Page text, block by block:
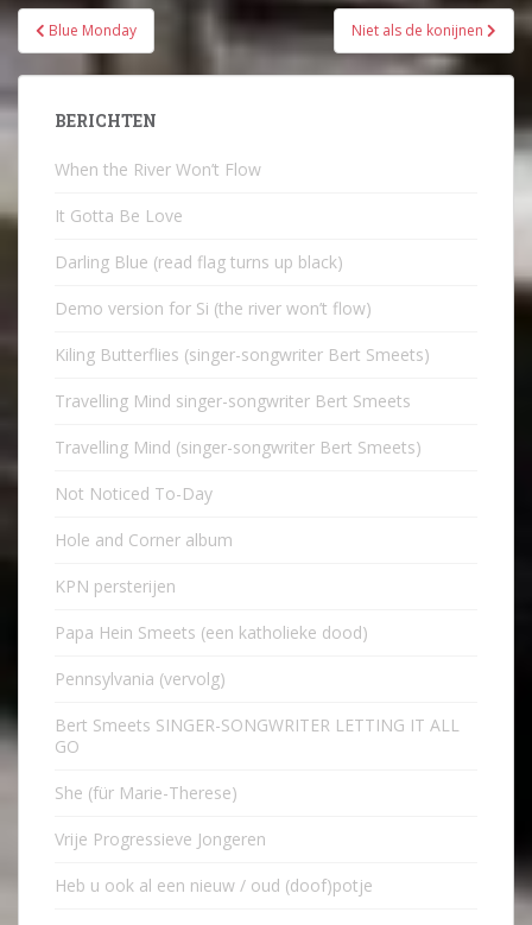
Bericht
navigatie
Blue Monday Niet als de konijnen
BERICHTEN
When the River Won’t Flow
It Gotta Be Love
Darling Blue (read flag turns up black)
Demo version for Si (the river won’t flow)
Kiling Butterflies (singer-songwriter Bert Smeets)
Travelling Mind singer-songwriter Bert Smeets
Travelling Mind (singer-songwriter Bert Smeets)
Not Noticed To-Day
Hole and Corner album
KPN persterijen
Papa Hein Smeets (een katholieke dood)
Pennsylvania (vervolg)
Bert Smeets SINGER-SONGWRITER LETTING IT ALL
GO
She (für Marie-Therese)
Vrije Progressieve Jongeren
Heb u ook al een nieuw / oud (doof)potje